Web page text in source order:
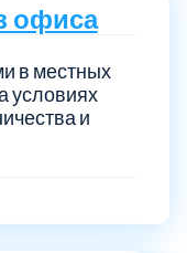
офиса
в местных
условиях
и